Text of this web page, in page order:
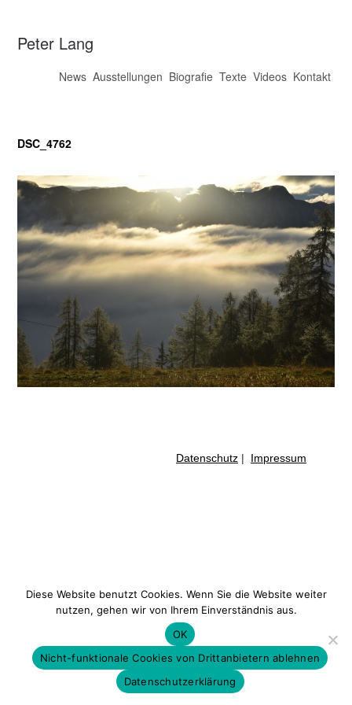
Peter Lang
News Ausstellungen Biografie Texte Videos Kontakt
DSC_4762
Datenschutz | Impressum
Diese Website benutzt Cookies. Wenn Sie die Website weiter
nutzen, gehen wir von Ihrem Einverständnis aus.
OK
Nicht-funktionale Cookies von Drittanbietern ablehnen
Datenschutzerklärung